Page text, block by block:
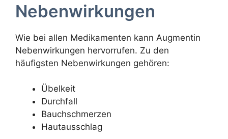
Nebenwirkungen
Wie bei allen Medikamenten kann Augmentin
Nebenwirkungen hervorrufen. Zu den
häufigsten Nebenwirkungen gehören:
Übelkeit
Durchfall
Bauchschmerzen
Hautausschlag